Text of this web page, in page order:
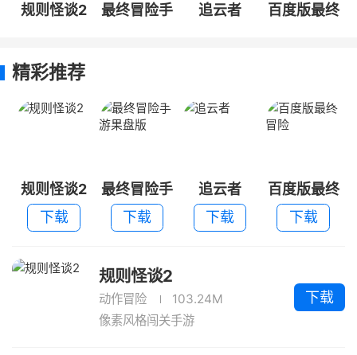
规则怪谈2
最终冒险手
追云者
百度版最终
精彩推荐
规则怪谈2
下载
最终冒险手
游果盘版
下载
追云者
下载
百度版最终
冒险
下载
规则怪谈2
动作冒险
103.24M
像素风格闯关手游
下载